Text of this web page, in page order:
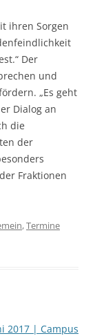
ihren Sorgen
Der
und
„Es geht
Dialog an
die
der
Fraktionen
,Termine
2017 | Campus